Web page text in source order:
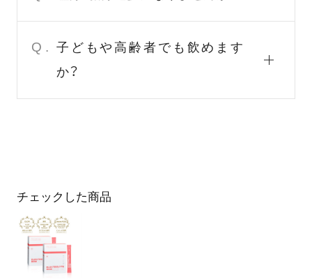
Q. 子どもや高齢者でも飲めます
か？
チェックした商品